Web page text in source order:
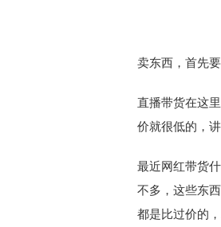
卖东西，首先
直播带货在这
价就很低的，
最近网红带货
不多，这些东
都是比过价的